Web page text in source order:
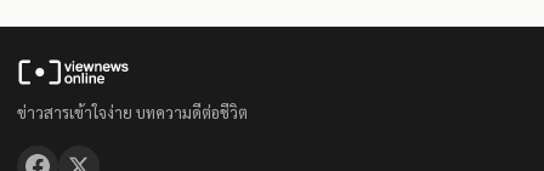
ข่าวสารเข้าใจง่าย บทความดีต่อชีวิต